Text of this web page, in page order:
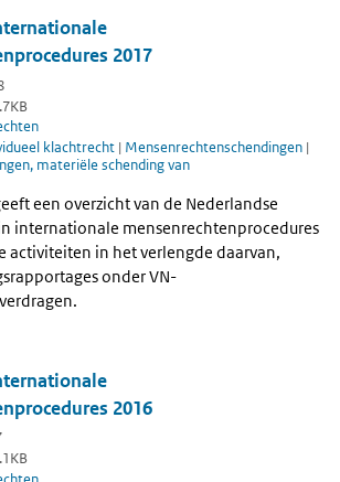
2017
klachtrecht | Mensenrechtenschendingen |
materiële schending van
een overzicht van de Nederlandse
internationale mensenrechtenprocedures
activiteiten in het verlengde daarvan,
onder VN-
2016